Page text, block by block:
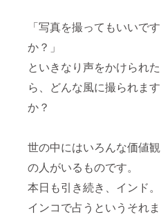
「写真を撮ってもいいです
か？」
といきなり声をかけられた
ら、どんな風に撮られます
か？
世の中にはいろんな価値観
の人がいるものです。
本日も引き続き、インド。
インコで占うというそれま